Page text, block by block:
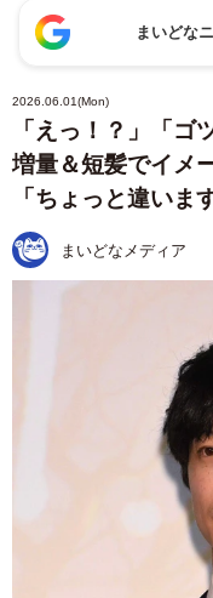
まいどな
2026.06.01(Mon)
「えっ！？」「ゴ
増量＆短髪でイメ
「ちょっと違いま
まいどなメディア